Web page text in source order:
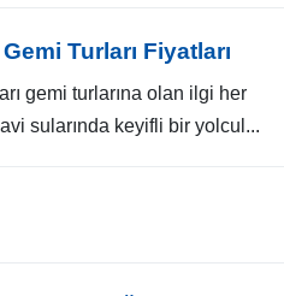
Turları Fiyatları
gemi turlarına olan ilgi her
sularında keyifli bir yolcul...